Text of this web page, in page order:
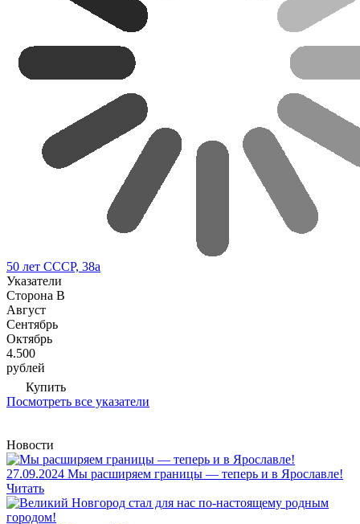
50 лет СССР, 38а
Указатели
Сторона В
Август
Сентябрь
Октябрь
4.500
рублей
Купить
Посмотреть все указатели
Новости
27.09.2024 Мы расширяем границы — теперь и в Ярославле!
Читать